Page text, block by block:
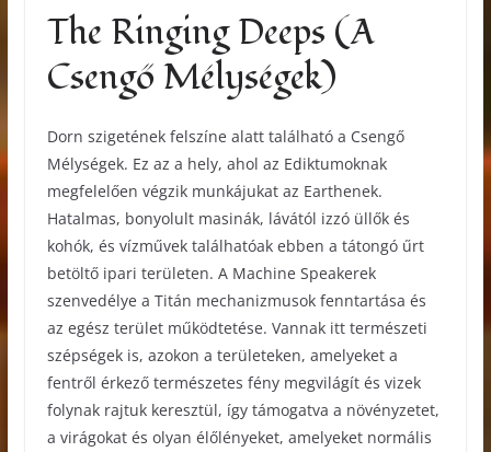
The Ringing Deeps (A
Csengő Mélységek)
Dorn szigetének felszíne alatt található a Csengő
Mélységek. Ez az a hely, ahol az Ediktumoknak
megfelelően végzik munkájukat az Earthenek.
Hatalmas, bonyolult masinák, lávától izzó üllők és
kohók, és vízművek találhatóak ebben a tátongó űrt
betöltő ipari területen. A Machine Speakerek
szenvedélye a Titán mechanizmusok fenntartása és
az egész terület működtetése. Vannak itt természeti
szépségek is, azokon a területeken, amelyeket a
fentről érkező természetes fény megvilágít és vizek
folynak rajtuk keresztül, így támogatva a növényzetet,
a virágokat és olyan élőlényeket, amelyeket normális